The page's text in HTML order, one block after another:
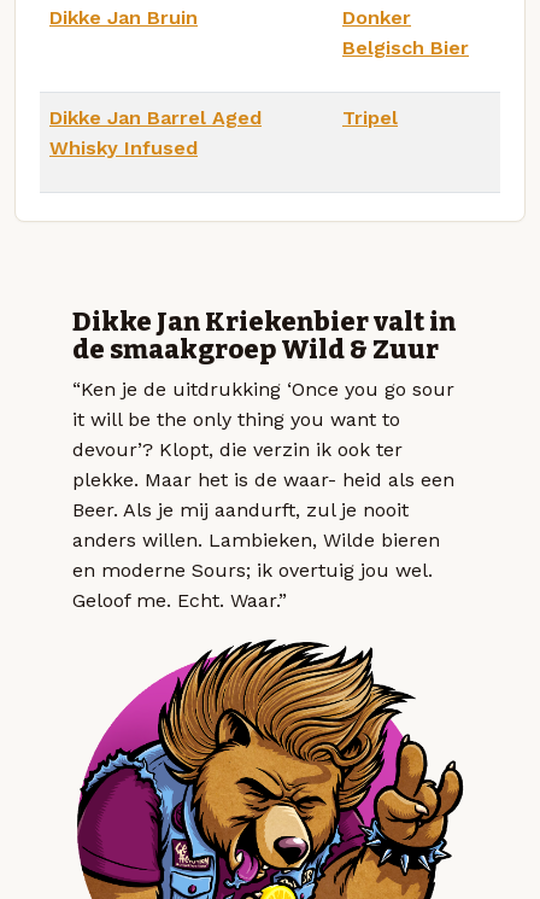
Dikke Jan Bruin
Donker
Belgisch Bier
Dikke Jan Barrel Aged
Whisky Infused
Tripel
Dikke Jan Kriekenbier valt in
de smaakgroep Wild & Zuur
“Ken je de uitdrukking ‘Once you go sour
it will be the only thing you want to
devour’? Klopt, die verzin ik ook ter
plekke. Maar het is de waar- heid als een
Beer. Als je mij aandurft, zul je nooit
anders willen. Lambieken, Wilde bieren
en moderne Sours; ik overtuig jou wel.
Geloof me. Echt. Waar.”